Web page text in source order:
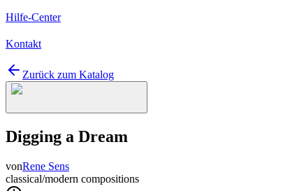
Hilfe-Center
Kontakt
Zurück zum Katalog
Digging a Dream
vonRene Sens
classical/modern compositions